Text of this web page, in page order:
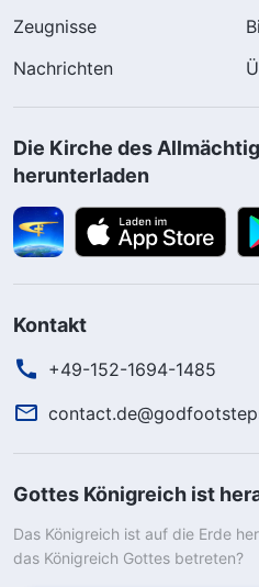
Zeugnisse
Nachrichten
Die Kirche des
herunterladen
Kontakt
+49-152-1694-1485
Gottes Königreich ist
Das Königreich ist auf die Erde
das Königreich Gottes betreten?